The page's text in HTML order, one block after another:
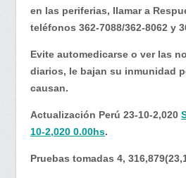
en las periferias, llamar a
teléfonos 362-7088/362-8062 y
Evite automedicarse o ver las
diarios, le bajan su inmunidad
causan.
Actualización Perú 23-10-2,020
10-2,020 0.00hs.
Pruebas tomadas 4,